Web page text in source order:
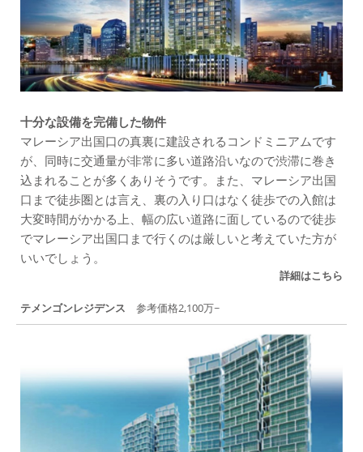
十分な設備を完備した物件
マレーシア出国口の真裏に建設されるコンドミニアムです
が、同時に交通量が非常に多い道路沿いなので渋滞に巻き
込まれることが多くありそうです。また、マレーシア出国
口まで徒歩圏とは言え、裏の入り口はなく徒歩での入館は
大変時間がかかる上、幅の広い道路に面しているので徒歩
でマレーシア出国口まで行くのは厳しいと考えていた方が
いいでしょう。
詳細はこちら
テメンゴンレジデンス 参考価格2,100万~